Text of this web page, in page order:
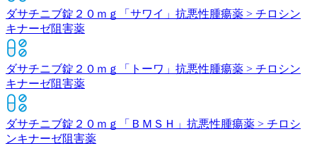
ダサチニブ錠２０ｍｇ「サワイ」 抗悪性腫瘍薬 > チロシン
キナーゼ阻害薬
ダサチニブ錠２０ｍｇ「トーワ」 抗悪性腫瘍薬 > チロシン
キナーゼ阻害薬
ダサチニブ錠２０ｍｇ「ＢＭＳＨ」 抗悪性腫瘍薬 > チロシ
ンキナーゼ阻害薬